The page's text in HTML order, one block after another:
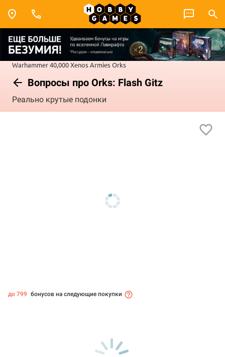
Warhammer 40,000Xenos ArmiesOrks
Вопросы про Orks: Flash Gitz
Реально крутые подонки
до 799 бонусов на следующие покупки